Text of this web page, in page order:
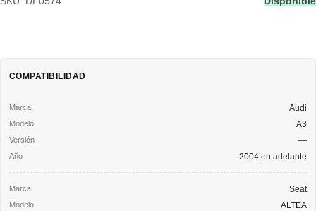
COMPATIBILIDAD
Audi
A3
—
2004 en adelante
Seat
ALTEA